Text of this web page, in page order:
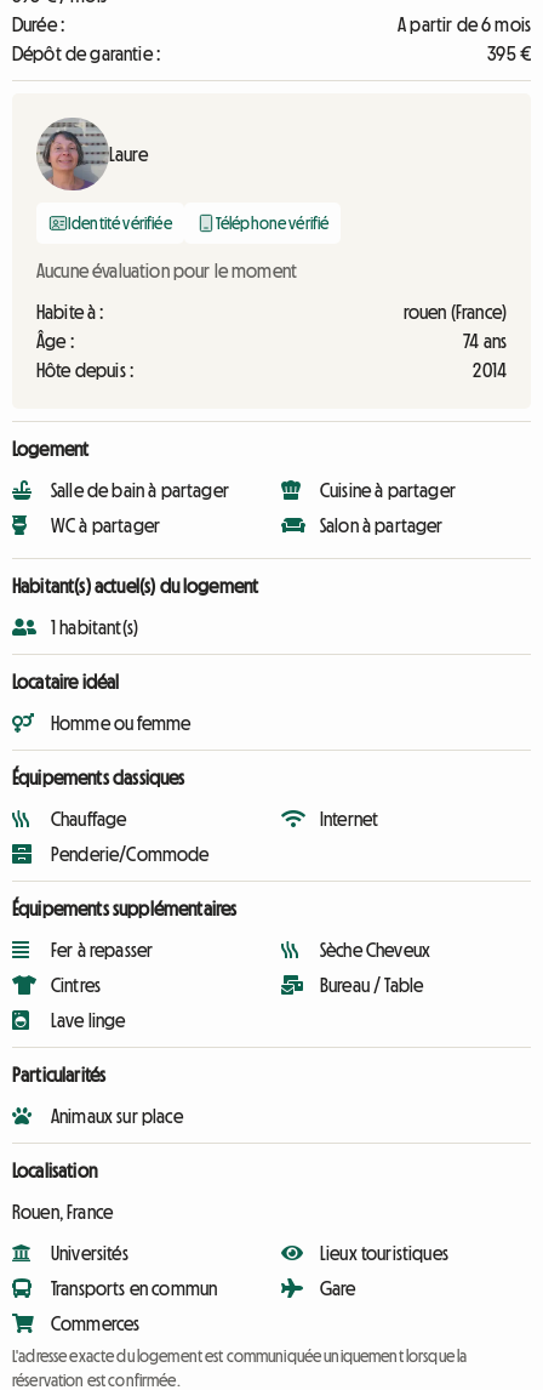
Durée :
A partir de 6 mois
Dépôt de garantie :
395 €
Laure
Identité vérifiée Téléphone vérifié
Aucune évaluation pour le moment
Habite à :
rouen (France)
Âge :
74 ans
Hôte depuis :
2014
Logement
Salle de bain à partager
WC à partager
Cuisine à partager
Salon à partager
Habitant(s) actuel(s) du logement
1 habitant(s)
Locataire idéal
Homme ou femme
Équipements classiques
Chauffage
Penderie/Commode
Internet
Équipements supplémentaires
Fer à repasser
Cintres
Lave linge
Sèche Cheveux
Bureau / Table
Particularités
Animaux sur place
Localisation
Rouen, France
Universités
Transports en commun
Commerces
Lieux touristiques
Gare
L'adresse exacte du logement est communiquée uniquement lorsque la
réservation est confirmée.